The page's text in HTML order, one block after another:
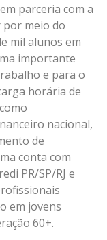
parceria com a
por meio do
mil alunos em
importante
e para o
horária de
nacional,
de
conta com
PR/SP/RJ e
em jovens
60+.